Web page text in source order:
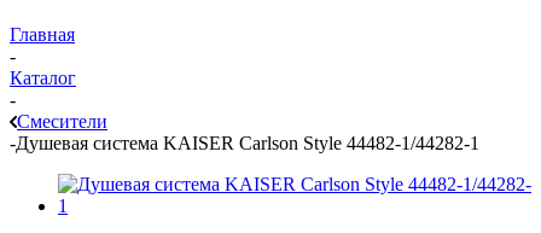
Главная
-
Каталог
-
Смесители
-Душевая система KAISER Carlson Style 44482-1/44282-1